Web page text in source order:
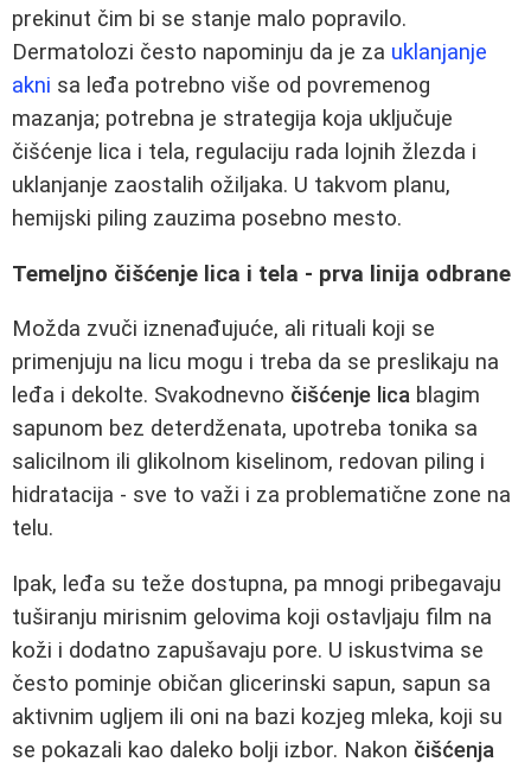
prekinut čim bi se stanje malo popravilo.
Dermatolozi često napominju da je za uklanjanje
akni sa leđa potrebno više od povremenog
mazanja; potrebna je strategija koja uključuje
čišćenje lica i tela, regulaciju rada lojnih žlezda i
uklanjanje zaostalih ožiljaka. U takvom planu,
hemijski piling zauzima posebno mesto.
Temeljno čišćenje lica i tela - prva linija odbrane
Možda zvuči iznenađujuće, ali rituali koji se
primenjuju na licu mogu i treba da se preslikaju na
leđa i dekolte. Svakodnevno čišćenje lica blagim
sapunom bez deterdženata, upotreba tonika sa
salicilnom ili glikolnom kiselinom, redovan piling i
hidratacija - sve to važi i za problematične zone na
telu.
Ipak, leđa su teže dostupna, pa mnogi pribegavaju
tuširanju mirisnim gelovima koji ostavljaju film na
koži i dodatno zapušavaju pore. U iskustvima se
često pominje običan glicerinski sapun, sapun sa
aktivnim ugljem ili oni na bazi kozjeg mleka, koji su
se pokazali kao daleko bolji izbor. Nakon čišćenja